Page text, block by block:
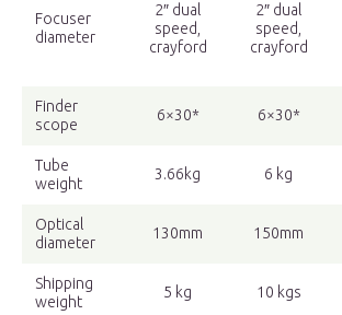
Focuser
diameter
2″ dual
speed,
crayford
2″ dual
speed,
crayford
Finder
scope
6×30* 6×30*
Tube
weight
3.66kg 6 kg
Optical
diameter
130mm 150mm
Shipping
weight
5 kg 10 kgs